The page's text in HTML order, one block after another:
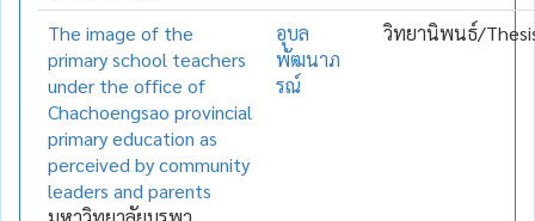
The image of the
primary school teachers
under the office of
Chachoengsao provincial
primary education as
perceived by community
leaders and parents
อุบล
พัฒนาภ
รณ์
วิทยานิพนธ์/